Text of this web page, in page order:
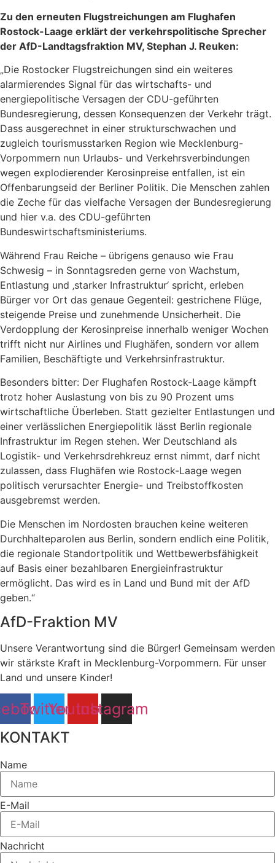
Zu den erneuten Flugstreichungen am Flughafen
Rostock-Laage erklärt der verkehrspolitische Sprecher
der AfD-Landtagsfraktion MV, Stephan J. Reuken:
„Die Rostocker Flugstreichungen sind ein weiteres
alarmierendes Signal für das wirtschafts- und
energiepolitische Versagen der CDU-geführten
Bundesregierung, dessen Konsequenzen der Verkehr trägt.
Dass ausgerechnet in einer strukturschwachen und
zugleich tourismusstarken Region wie Mecklenburg-
Vorpommern nun Urlaubs- und Verkehrsverbindungen
wegen explodierender Kerosinpreise entfallen, ist ein
Offenbarungseid der Berliner Politik. Die Menschen zahlen
die Zeche für das vielfache Versagen der Bundesregierung
und hier v.a. des CDU-geführten
Bundeswirtschaftsministeriums.
Während Frau Reiche – übrigens genauso wie Frau
Schwesig – in Sonntagsreden gerne von Wachstum,
Entlastung und ‚starker Infrastruktur‘ spricht, erleben
Bürger vor Ort das genaue Gegenteil: gestrichene Flüge,
steigende Preise und zunehmende Unsicherheit. Die
Verdopplung der Kerosinpreise innerhalb weniger Wochen
trifft nicht nur Airlines und Flughäfen, sondern vor allem
Familien, Beschäftigte und Verkehrsinfrastruktur.
Besonders bitter: Der Flughafen Rostock-Laage kämpft
trotz hoher Auslastung von bis zu 90 Prozent ums
wirtschaftliche Überleben. Statt gezielter Entlastungen und
einer verlässlichen Energiepolitik lässt Berlin regionale
Infrastruktur im Regen stehen. Wer Deutschland als
Logistik- und Verkehrsdrehkreuz ernst nimmt, darf nicht
zulassen, dass Flughäfen wie Rostock-Laage wegen
politisch verursachter Energie- und Treibstoffkosten
ausgebremst werden.
Die Menschen im Nordosten brauchen keine weiteren
Durchhalteparolen aus Berlin, sondern endlich eine Politik,
die regionale Standortpolitik und Wettbewerbsfähigkeit
auf Basis einer bezahlbaren Energieinfrastruktur
ermöglicht. Das wird es in Land und Bund mit der AfD
geben.“
AfD-Fraktion MV
Unsere Verantwortung sind die Bürger! Gemeinsam werden
wir stärkste Kraft in Mecklenburg-Vorpommern. Für unser
Land und unsere Kinder!
TwitterYoutube
Instagram
KONTAKT
Name
E-Mail
Nachricht